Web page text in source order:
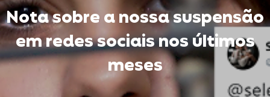
Nota sobre a nossa suspensão
em redes sociais nos últimos
meses